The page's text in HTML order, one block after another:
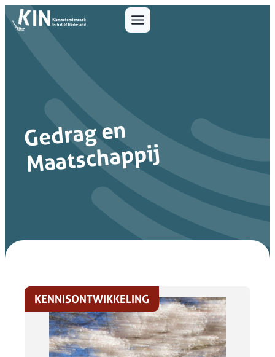
Gedrag en
Maatschappij
KENNISONTWIKKELING